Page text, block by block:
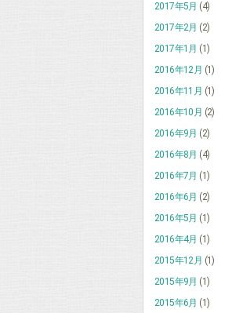
2017年5月 (4)
2017年2月 (2)
2017年1月 (1)
2016年12月 (1)
2016年11月 (1)
2016年10月 (2)
2016年9月 (2)
2016年8月 (4)
2016年7月 (1)
2016年6月 (2)
2016年5月 (1)
2016年4月 (1)
2015年12月 (1)
2015年9月 (1)
2015年6月 (1)